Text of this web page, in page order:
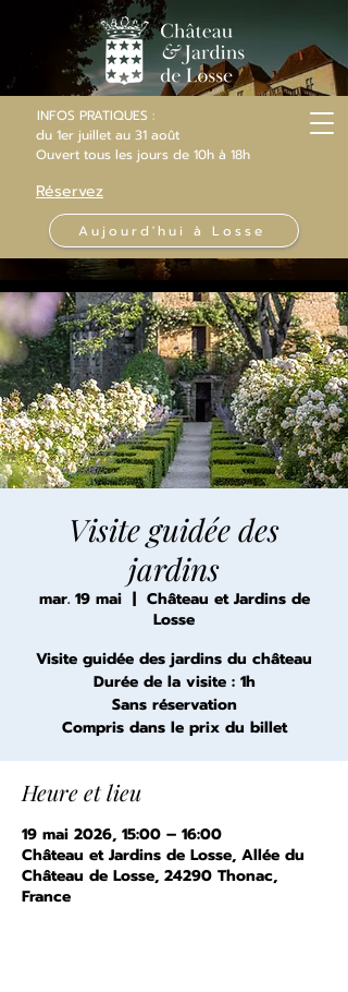
INFOS PRATIQUES :
du 1er juillet au 31 août
Ouvert tous les jours de 10h à 18h
Réservez
Aujourd'hui à Losse
Visite guidée des
jardins
mar. 19 mai
  |
Château et Jardins de
Losse
Visite guidée des jardins du château
Durée de la visite : 1h
Sans réservation
Compris dans le prix du billet
Heure et lieu
19 mai 2026, 15:00 – 16:00
Château et Jardins de Losse, Allée du
Château de Losse, 24290 Thonac,
France